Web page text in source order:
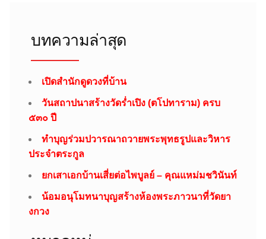
บทความล่าสุด
เปิดสำนักดูดวงที่บ้าน
วันสถาปนาสร้างวัดร่ำเปิง (ตโปทาราม) ครบ
๕๓๐ ปี
ทำบุญร่วมปวารณาถวายพระพุทธรูปและวิหาร
ประจำตระกูล
ยกเสาเอกบ้านเสี่ยต่อไพบูลย์ – คุณแหม่มชวินันท์
น้อมอนุโมทนาบุญสร้างห้องพระภาวนาที่วัดยา
งกวง